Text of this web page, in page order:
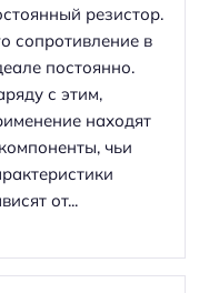
резистор.
сопротивление в
постоянно.
с этим,
находят
чьи
от...